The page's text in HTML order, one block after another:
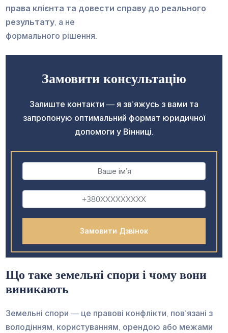
права клієнта та довести справу до реального
результату , а не
формального рішення.
Замовити консультацію
Залиште контакти — я зв’яжусь з вами та
запропоную оптимальний формат юридичної
допомоги у Вінниці.
Що таке земельні спори і чому вони
виникають
Земельні спори — це правові конфлікти, пов’язані з
володінням, користуванням, орендою або межами